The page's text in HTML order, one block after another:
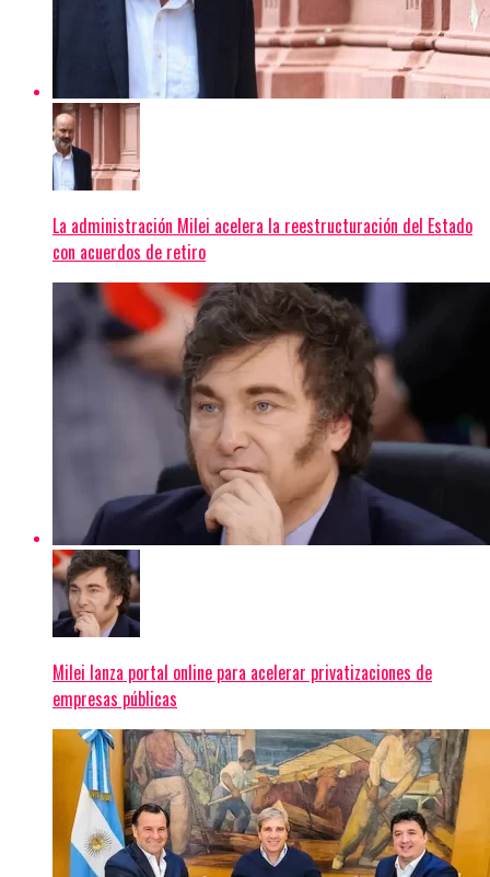
La administración Milei acelera la reestructuración del Estado
con acuerdos de retiro
Milei lanza portal online para acelerar privatizaciones de
empresas públicas